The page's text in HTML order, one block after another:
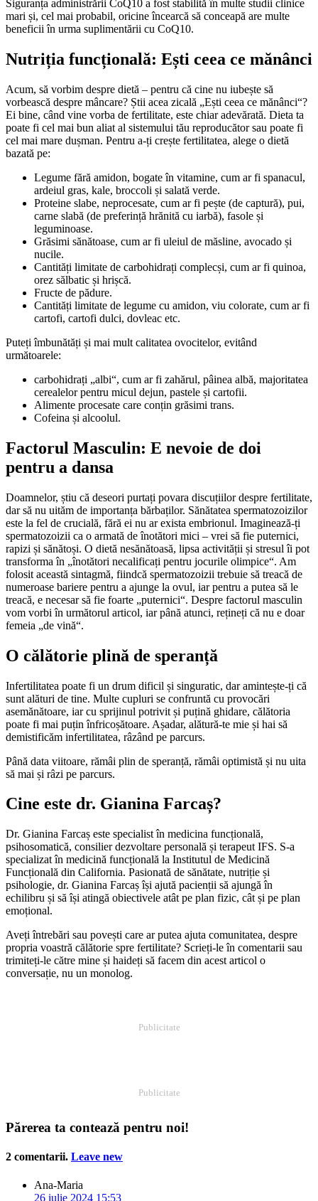
Siguranța administrării CoQ10 a fost stabilită în multe studii clinice
mari și, cel mai probabil, oricine încearcă să conceapă are multe
beneficii în urma suplimentării cu CoQ10.
Nutriția funcțională: Ești ceea ce mănânci
Acum, să vorbim despre dietă – pentru că cine nu iubește să
vorbească despre mâncare? Știi acea zicală „Ești ceea ce mănânci“?
Ei bine, când vine vorba de fertilitate, este chiar adevărată. Dieta ta
poate fi cel mai bun aliat al sistemului tău reproducător sau poate fi
cel mai mare dușman. Pentru a-ți crește fertilitatea, alege o dietă
bazată pe:
Legume fără amidon, bogate în vitamine, cum ar fi spanacul,
ardeiul gras, kale, broccoli și salată verde.
Proteine ​​slabe, neprocesate, cum ar fi pește (de captură), pui,
carne slabă (de preferință hrănită cu iarbă), fasole și
leguminoase.
Grăsimi sănătoase, cum ar fi uleiul de măsline, avocado și
nucile.
Cantități limitate de carbohidrați complecși, cum ar fi quinoa,
orez sălbatic și hrișcă.
Fructe de pădure.
Cantități limitate de legume cu amidon, viu colorate, cum ar fi
cartofi, cartofi dulci, dovleac etc.
Puteți îmbunătăți și mai mult calitatea ovocitelor, evitând
următoarele:
carbohidrați „albi“, cum ar fi zahărul, pâinea albă, majoritatea
cerealelor pentru micul dejun, pastele și cartofii.
Alimente procesate care conțin grăsimi trans.
Cofeina și alcoolul.
Factorul Masculin: E nevoie de doi
pentru a dansa
Doamnelor, știu că deseori purtați povara discuțiilor despre fertilitate,
dar să nu uităm de importanța bărbaților. Sănătatea spermatozoizilor
este la fel de crucială, fără ei nu ar exista embrionul. Imaginează-ți
spermatozoizii ca o armată de înotători mici – vrei să fie puternici,
rapizi și sănătoși. O dietă nesănătoasă, lipsa activității și stresul îi pot
transforma în „înotători necalificați pentru jocurile olimpice“. Am
folosit această sintagmă, fiindcă spermatozoizii trebuie să treacă de
numeroase bariere pentru a ajunge la ovul, iar pentru a putea să le
treacă, e necesar să fie foarte „puternici“. Despre factorul masculin
vom vorbi în următorul articol, iar până atunci, rețineți că nu e doar
femeia „de vină“.
O călătorie plină de speranță
Infertilitatea poate fi un drum dificil și singuratic, dar amintește-ți că
sunt alături de tine. Multe cupluri se confruntă cu provocări
asemănătoare, iar cu sprijinul potrivit și puțină ghidare, călătoria
poate fi mai puțin înfricoșătoare. Așadar, alătură-te mie și hai să
demistificăm infertilitatea, râzând pe parcurs.
Până data viitoare, rămâi plin de speranță, rămâi optimistă și nu uita
să mai și râzi pe parcurs.
Cine este dr. Gianina Farcaș?
Dr. Gianina Farcaș este specialist în medicina funcțională,
psihosomatică, consilier dezvoltare personală și terapeut IFS. S-a
specializat în medicină funcțională la Institutul de Medicină
Funcțională din California. Pasionată de sănătate, nutriție și
psihologie, dr. Gianina Farcaș își ajută pacienții să ajungă în
echilibru și să își atingă obiectivele atât pe plan fizic, cât și pe plan
emoțional.
Aveți întrebări sau povești care ar putea ajuta comunitatea, despre
propria voastră călătorie spre fertilitate? Scrieți-le în comentarii sau
trimiteți-le către mine și haideți să facem din acest articol o
conversație, nu un monolog.
Publicitate
Publicitate
Părerea ta contează pentru noi!
2 comentarii. Leave new
Ana-Maria
26 iulie 2024 15:53